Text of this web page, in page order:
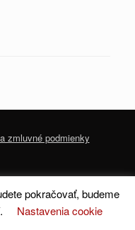
zmluvné podmienky
pokračovať, budeme
Nastavenia cookie